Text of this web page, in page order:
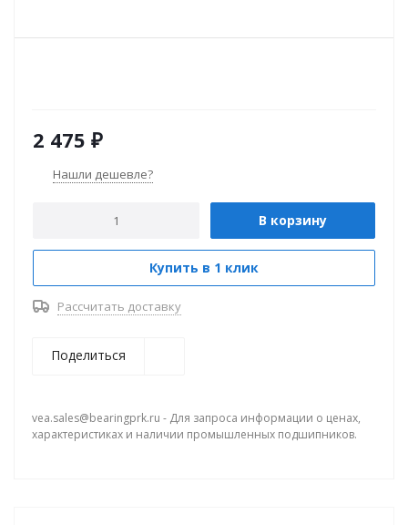
2 475 ₽
Нашли дешевле?
В корзину
Купить в 1 клик
Рассчитать доставку
Поделиться
vea.sales@bearingprk.ru - Для запроса информации о ценах,
характеристиках и наличии промышленных подшипников.